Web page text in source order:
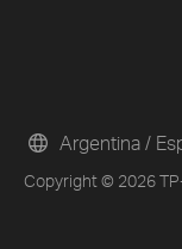
Copyright © 2026
Argentina /